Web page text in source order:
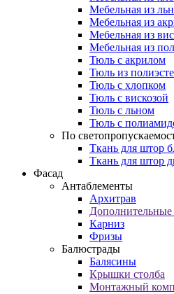
Мебельная из
Мебельная из
Мебельная из
Мебельная из
Тюль с акрилом
Тюль из
Тюль с хлопком
Тюль с вискозой
Тюль с льном
Тюль с
По
Ткань для штор
Ткань для штор
Фасад
Антаблементы
Архитрав
Карниз
Фризы
Балюстрады
Балясины
Крышки столба
Монтажный